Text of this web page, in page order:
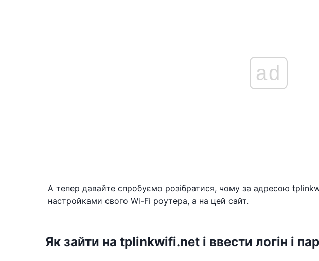
ad
А тепер давайте спробуємо розібратися, чому за адресою
настройками свого Wi-Fi роутера, а на цей сайт.
Як зайти на tplinkwifi.net і ввести логін і